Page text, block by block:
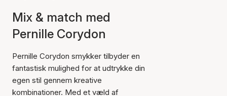
Mix & match med
Pernille Corydon
Pernille Corydon smykker tilbyder en
fantastisk mulighed for at udtrykke din
egen stil gennem kreative
kombinationer. Med et væld af